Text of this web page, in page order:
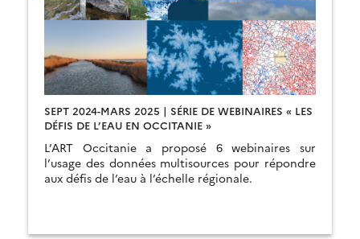
SEPT 2024-MARS 2025 | SÉRIE DE WEBINAIRES « LES
DÉFIS DE L’EAU EN OCCITANIE »
L’ART Occitanie a proposé 6 webinaires sur
l’usage des données multisources pour répondre
aux défis de l’eau à l’échelle régionale.